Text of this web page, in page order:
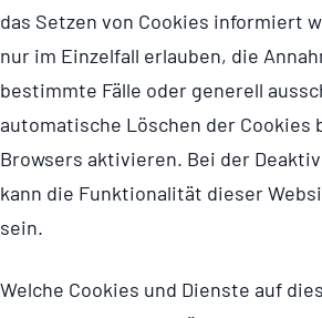
das Setzen von Cookies informiert
nur im Einzelfall erlauben, die
bestimmte Fälle oder generell
automatische Löschen der Cookies
Browsers aktivieren. Bei der
kann die Funktionalität dieser
sein.
Welche Cookies und Dienste auf